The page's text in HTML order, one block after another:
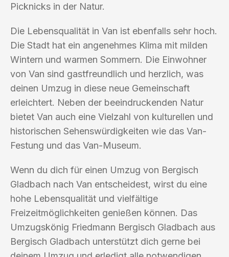
Picknicks in der Natur.
Die Lebensqualität in Van ist ebenfalls sehr hoch.
Die Stadt hat ein angenehmes Klima mit milden
Wintern und warmen Sommern. Die Einwohner
von Van sind gastfreundlich und herzlich, was
deinen Umzug in diese neue Gemeinschaft
erleichtert. Neben der beeindruckenden Natur
bietet Van auch eine Vielzahl von kulturellen und
historischen Sehenswürdigkeiten wie das Van-
Festung und das Van-Museum.
Wenn du dich für einen Umzug von Bergisch
Gladbach nach Van entscheidest, wirst du eine
hohe Lebensqualität und vielfältige
Freizeitmöglichkeiten genießen können. Das
Umzugskönig Friedmann Bergisch Gladbach aus
Bergisch Gladbach unterstützt dich gerne bei